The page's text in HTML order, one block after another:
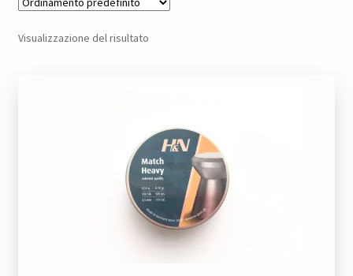
Visualizzazione del risultato